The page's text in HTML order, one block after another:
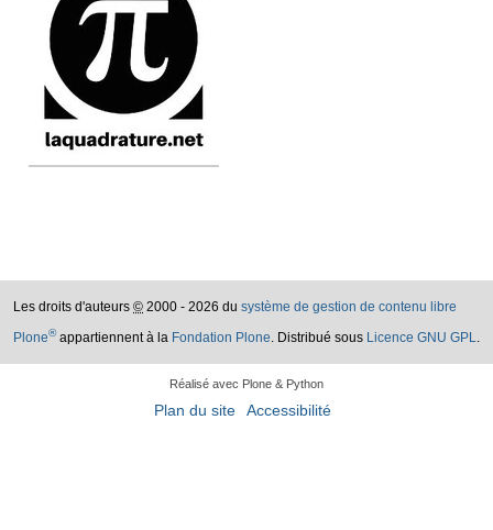
Les droits d'auteurs © 2000 - 2026 du système de gestion de contenu libre
Plone®appartiennent à la Fondation Plone . Distribué sous Licence GNU GPL
Réalisé avec Plone & Python
Plan du site Accessibilité